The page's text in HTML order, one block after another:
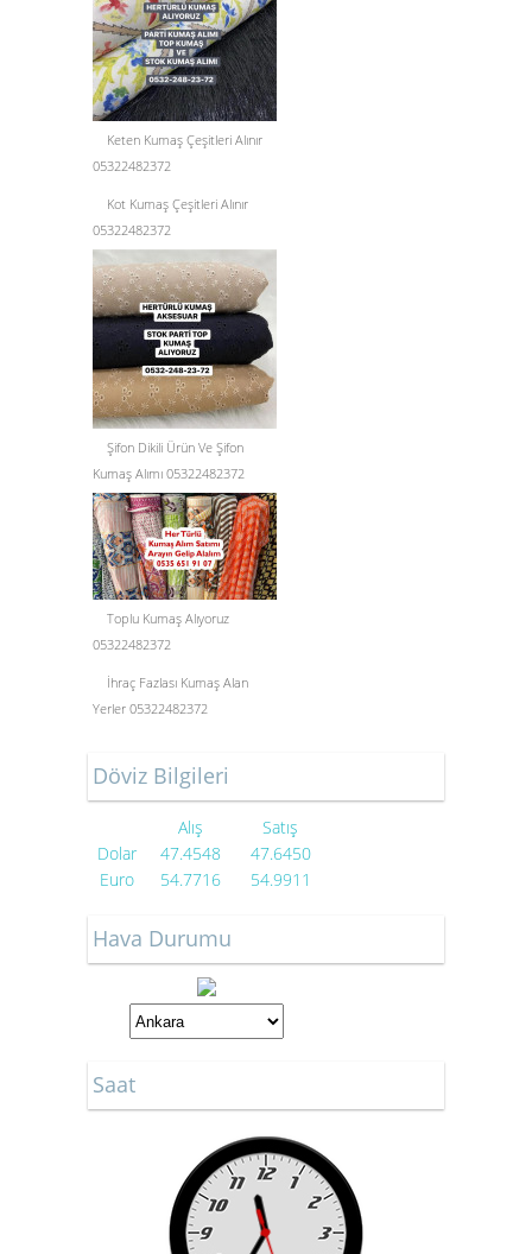
Keten Kumaş Çeşitleri Alınır
05322482372
Kot Kumaş Çeşitleri Alınır
05322482372
Şifon Dikili Ürün Ve Şifon
Kumaş Alımı 05322482372
Toplu Kumaş Alıyoruz
05322482372
İhraç Fazlası Kumaş Alan
Yerler 05322482372
Döviz Bilgileri
Alış
Satış
Dolar
47.4548
47.6450
Euro
54.7716 54.9911
Hava Durumu
Saat